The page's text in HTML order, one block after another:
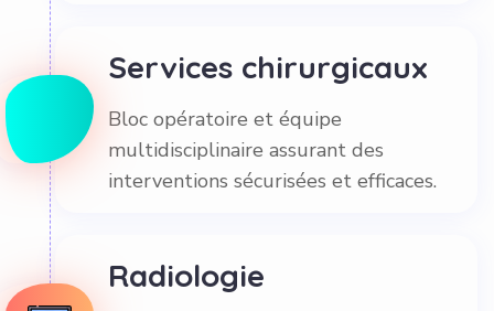
Services chirurgicaux
Bloc opératoire et équipe
multidisciplinaire assurant des
interventions sécurisées et efficaces.
Radiologie